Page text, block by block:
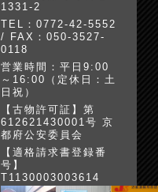
1331-2
TEL：0772-42-5552
/ FAX：050-3527-
0118
営業時間：平日9:00
～16:00（定休日：土
日祝）
【古物許可証】第
612621430001号 京
都府公安委員会
【適格請求書登録番
号】
T1130003003614